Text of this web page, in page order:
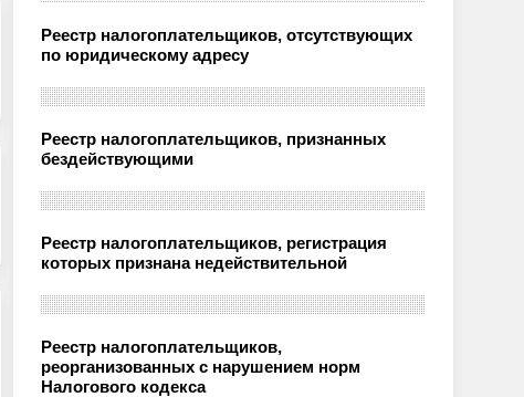
Реестр налогоплательщиков, отсутствующих
по юридическому адресу
Реестр налогоплательщиков, признанных
бездействующими
Реестр налогоплательщиков, регистрация
которых признана недействительной
Реестр налогоплательщиков,
реорганизованных с нарушением норм
Налогового кодекса